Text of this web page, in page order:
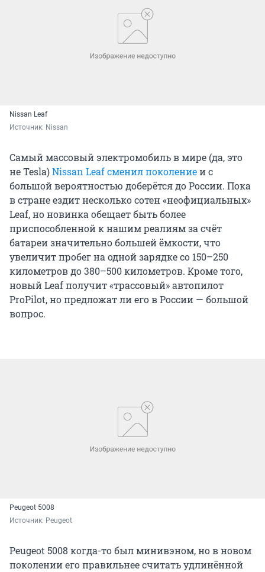
Источник: Nissan
не Tesla)Nissan Leaf сменил поколениеи с
большой вероятностью доберётся до России. Пока
в стране ездит несколько сотен «неофициальных»
Leaf, но новинка обещает быть более
приспособленной к нашим реалиям за счёт
батареи значительно большей ёмкости, что
увеличит пробег на одной зарядке со 150–250
километров до 380–500 километров. Кроме того,
новый Leaf получит «трассовый» автопилот
ProPilot, но предложат ли его в России — большой
вопрос.
Источник: Peugeot
поколении его правильнее считать удлинённой
версиейкроссовераPeugeot 3008, которая